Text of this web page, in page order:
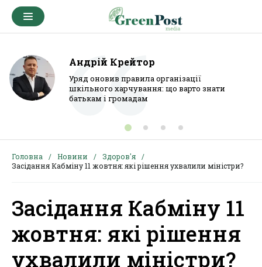
Андрій Крейтор
Уряд оновив правила організації
шкільного харчування: що варто знати
батькам і громадам
Головна Новини
Здоров'я
Засідання Кабміну 11 жовтня: які рішення ухвалили міністри?
Засідання Кабміну 11
жовтня: які рішення
ухвалили міністри?